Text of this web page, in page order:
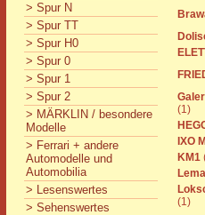
> Spur N
> Spur TT
> Spur H0
> Spur 0
> Spur 1
> Spur 2
> MÄRKLIN / besondere
Modelle
> Ferrari + andere
Automodelle und
Automobilia
> Lesenswertes
> Sehenswertes
(1)
IXO
KM1
(1)